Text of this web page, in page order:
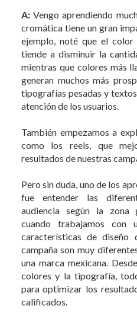
A:Vengo aprendiendo
cromática tiene un gran
ejemplo, noté que el color
tiende a disminuir la
mientras que colores más
generan muchos más
tipografías pesadas y
atención de los usuarios.
También empezamos a
como los reels, que
resultados de nuestras
Pero sin duda, uno de los
fue entender las
audiencia según la zona
cuando trabajamos con
características de diseño
campaña son muy
una marca mexicana.
colores y la tipografía,
para optimizar los
calificados.